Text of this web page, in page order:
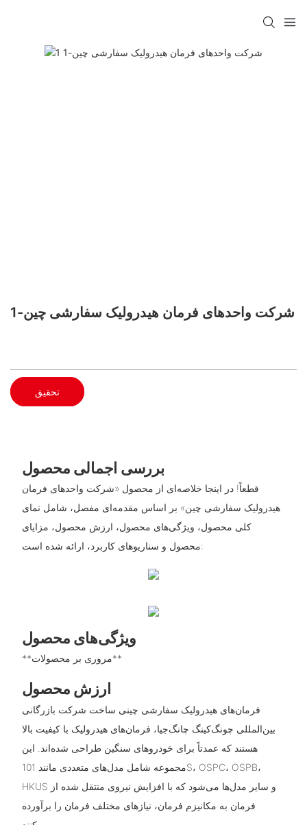
شرکت واحدهای فرمان هیدرولیک سفارشی چین-1
تحقیق
بررسی اجمالی محصول
قطعاً! در اینجا خلاصه‌ای از محصول «شرکت واحدهای فرمان
هیدرولیک سفارشی چین» بر اساس مقدمه‌ای مفصل، شامل نمای
کلی محصول، ویژگی‌های محصول، ارزش محصول، مزایای
محصول و سناریوهای کاربرد، ارائه شده است:
ویژگی‌های محصول
**مروری بر محصولات**
ارزش محصول
فرمان‌های هیدرولیک سفارشی چینی ساخت شرکت بازرگانی
بین‌المللی چونگ‌کینگ چانگ‌جیا، فرمان‌های هیدرولیک با کیفیت بالا
هستند که عمدتاً برای خودروهای سنگین طراحی شده‌اند. این
مجموعه شامل مدل‌های متعددی مانند 101S، OSPC، OSPB،
HKUS و سایر مدل‌ها می‌شود که با افزایش نیروی منتقل شده از
فرمان به مکانیزم فرمان، نیازهای مختلف فرمان را برآورده